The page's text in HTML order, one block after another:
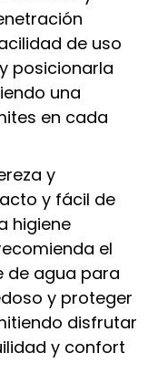
de uso
posicionarla
una
en cada
y
y fácil de
higiene
el
de agua para
y proteger
disfrutar
y confort